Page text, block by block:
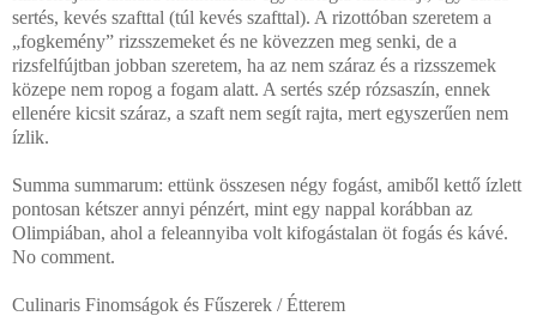
sertés, kevés szafttal (túl kevés szafttal). A rizottóban szeretem a
„fogkemény” rizsszemeket és ne kövezzen meg senki, de a
rizsfelfújtban jobban szeretem, ha az nem száraz és a rizsszemek
közepe nem ropog a fogam alatt. A sertés szép rózsaszín, ennek
ellenére kicsit száraz, a szaft nem segít rajta, mert egyszerűen nem
ízlik.
Summa summarum: ettünk összesen négy fogást, amiből kettő ízlett
pontosan kétszer annyi pénzért, mint egy nappal korábban az
Olimpiában, ahol a feleannyiba volt kifogástalan öt fogás és kávé.
No comment.
Culinaris Finomságok és Fűszerek / Étterem